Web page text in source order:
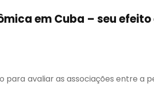
em Cuba – seu
para avaliar as associações entre a